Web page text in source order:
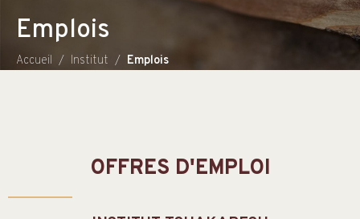
Emplois
Accueil Institut Emplois
OFFRES D'EMPLOI